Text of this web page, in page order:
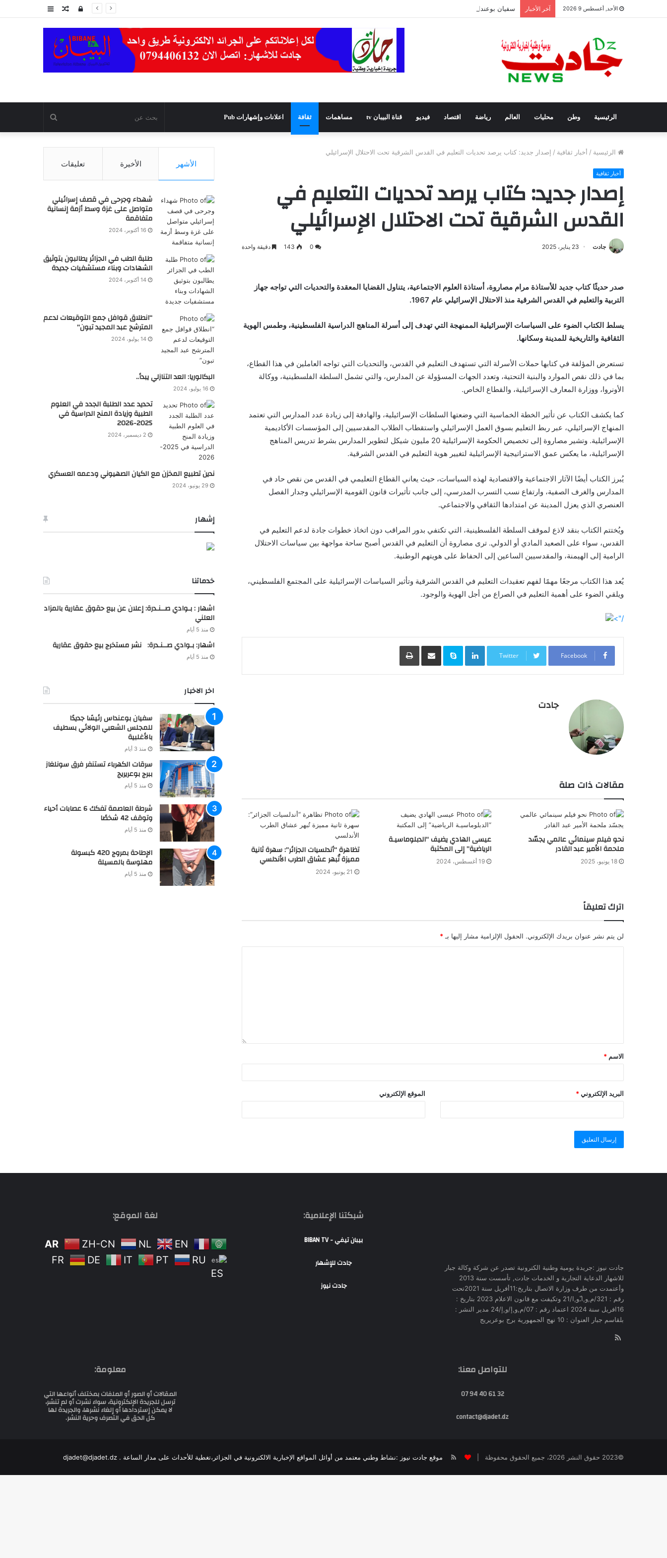
الأحد, أغسطس 9 2026 آخر الأخبار سفيان بوعنداس رئيسًا جديدًا للمجلس الشعبي الولائي بسطيف بالأغلبية عمودمقالتسجيل
الرئيسية وطن محليات العالم رياضة اقتصاد فيديو قناة البيبان tv مساهمات ثقافة اعلانات وإشهارات Pub بحث
عن
الرئيسية / أخبار ثقافية / إصدار جديد: كتاب يرصد تحديات التعليم في القدس الشرقية تحت الاحتلال الإسرائيلي
أخبار ثقافية
إصدار جديد: كتاب يرصد تحديات التعليم في
القدس الشرقية تحت الاحتلال الإسرائيلي
جادت 23 يناير، 2025 0
143 دقيقة واحدة
صدر حديثًا كتاب جديد للأستاذة مرام مصاروة، أستاذة العلوم الاجتماعية، يتناول القضايا المعقدة والتحديات التي تواجه جهاز
التربية والتعليم في القدس الشرقية منذ الاحتلال الإسرائيلي عام 1967.
يسلط الكتاب الضوء على السياسات الإسرائيلية الممنهجة التي تهدف إلى أسرلة المناهج الدراسية الفلسطينية، وطمس الهوية
الثقافية والتاريخية للمدينة وسكانها.
تستعرض المؤلفة في كتابها حملات الأسرلة التي تستهدف التعليم في القدس، والتحديات التي تواجه العاملين في هذا القطاع،
بما في ذلك نقص الموارد والبنية التحتية، وتعدد الجهات المسؤولة عن المدارس، والتي تشمل السلطة الفلسطينية، ووكالة
الأونروا، ووزارة المعارف الإسرائيلية، والقطاع الخاص.
كما يكشف الكتاب عن تأثير الخطة الخماسية التي وضعتها السلطات الإسرائيلية، والهادفة إلى زيادة عدد المدارس التي تعتمد
المنهاج الإسرائيلي، عبر ربط التعليم بسوق العمل الإسرائيلي واستقطاب الطلاب المقدسيين إلى المؤسسات الأكاديمية
الإسرائيلية. وتشير مصاروة إلى تخصيص الحكومة الإسرائيلية 20 مليون شيكل لتطوير المدارس بشرط تدريس المناهج
الإسرائيلية، ما يعكس عمق الاستراتيجية الإسرائيلية لتغيير هوية التعليم في القدس الشرقية.
يُبرز الكتاب أيضًا الآثار الاجتماعية والاقتصادية لهذه السياسات، حيث يعاني القطاع التعليمي في القدس من نقص حاد في
المدارس والغرف الصفية، وارتفاع نسب التسرب المدرسي، إلى جانب تأثيرات قانون القومية الإسرائيلي وجدار الفصل
العنصري الذي يعزل المدينة عن امتدادها الثقافي والاجتماعي.
ويُختتم الكتاب بنقد لاذع لموقف السلطة الفلسطينية، التي تكتفي بدور المراقب دون اتخاذ خطوات جادة لدعم التعليم في
القدس، سواء على الصعيد المادي أو الدولي. ترى مصاروة أن التعليم في القدس أصبح ساحة مواجهة بين سياسات الاحتلال
الرامية إلى الهيمنة، والمقدسيين الساعين إلى الحفاظ على هويتهم الوطنية.
يُعد هذا الكتاب مرجعًا مهمًا لفهم تعقيدات التعليم في القدس الشرقية وتأثير السياسات الإسرائيلية على المجتمع الفلسطيني،
ويلقي الضوء على أهمية التعليم في الصراع من أجل الهوية والوجود.
/">
Facebook
Twitter
LinkedIn
Skype مشاركة عبر البريد طباعة
جادت
مقالات ذات صلة
نحو فيلم سينمائي عالمي يجسّد
ملحمة الأمير عبد القادر
18 يونيو، 2025
عيسى الهادي يضيف “الدبلوماسيـة
الرياضية” إلى المكتبة
19 أغسطس، 2024
تظاهرة “أندلسيات الجزائر”: سهرة ثانية
مميزة تُبهر عشاق الطرب الأندلسي
21 يونيو، 2024
اترك تعليقاً
لن يتم نشر عنوان بريدك الإلكتروني. الحقول الإلزامية مشار إليها بـ *
الاسم *
البريد الإلكتروني * الموقع الإلكتروني
الأشهر الأخيرة تعليقات
شهداء وجرحى في قصف إسرائيلي
متواصل على غزة وسط أزمة إنسانية
متفاقمة
16 أكتوبر، 2024
طلبة الطب في الجزائر يطالبون بتوثيق
الشهادات وبناء مستشفيات جديدة
14 أكتوبر، 2024
“انطلاق قوافل جمع التوقيعات لدعم
المترشح عبد المجيد تبون”
14 يوليو، 2024
البكالوريا: العد التنازلي يبدأ..
16 يوليو، 2024
تحديد عدد الطلبة الجدد في العلوم
الطبية وزيادة المنح الدراسية في
2025-2026
2 ديسمبر، 2024
ندين تطبيع المخزن مع الكيان الصهيوني ودعمه العسكري
29 يونيو، 2024
إشهار
خدماتنا
اشهار : بـوادي صــنـدرة: إعلان عن بيع حقوق عقارية بالمزاد
العلني
منذ 5 أيام
اشهار: بـوادي صــنـدرة: نشر مستخرج بيع حقوق عقارية
منذ 5 أيام
اخر الاخبار
سفيان بوعنداس رئيسًا جديدًا
جادت نيوز :جريدة يومية وطنية الكترونية تصدر عن شركة وكالة جبار
للاشهار الدعاية التجارية و الخدمات جادت, تأسست سنة 2013
وأعتمدت من طرف وزارة الاتصال بتاريخ:11أفريل سنة 2021تحت
رقم : 321/م,و,ا,ّو,ا/21 وتكيفت مع قانون الاعلام 2023 بتاريخ :
16افريل سنة 2024 اعتماد رقم : 07/م,و,إ/و,إ/24 مدير النشر :
بلقاسم جبار العنوان : 10 نهج الجمهورية برج بوعريريج
شبكتنا الإعلامية:
بيبان تيفي - BIBAN TV
جادت للإشهار
جادت نيوز
لغة الموقع:
AR ZH-CN NL
EN
FR
DE IT PT
RU
ES
للتواصل معنا:
32 61 40 94 07
contact@djadet.dz
معلومة:
المقالات أو الصور أو الملفات بمختلف أنواعها التي
ترسل للجريدة الإلكترونية، سواء نشرت أو لم تنشر،
لا يمكن إستردادها أو إلغاء نشرها، والجريدة لها
كل الحق في التصرف وحرية النشر.
©2023 حقوق النشر 2026، جميع الحقوق محفوظة | موقع جادت نيوز :نشاط وطني معتمد من أوائل المواقع الإخبارية الالكترونية في الجزائر،تغطية للأحداث على مدار الساعة . djadet@djadet.dzRSS